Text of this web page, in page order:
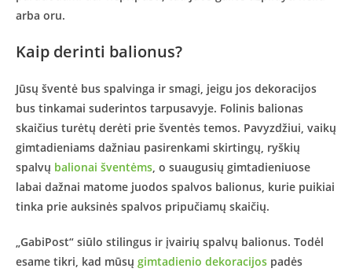
arba oru.
Kaip derinti balionus?
Jūsų šventė bus spalvinga ir smagi, jeigu jos dekoracijos
bus tinkamai suderintos tarpusavyje. Folinis balionas
skaičius turėtų derėti prie šventės temos. Pavyzdžiui, vaikų
gimtadieniams dažniau pasirenkami skirtingų, ryškių
spalvų balionai šventėms, o suaugusių gimtadieniuose
labai dažnai matome juodos spalvos balionus, kurie puikiai
tinka prie auksinės spalvos pripučiamų skaičių.
„GabiPost“ siūlo stilingus ir įvairių spalvų balionus. Todėl
esame tikri, kad mūsų gimtadienio dekoracijos padės